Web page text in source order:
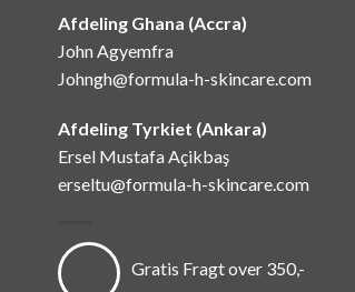
Afdeling Ghana (Accra)
John Agyemfra
Johngh@formula-h-skincare.com
Afdeling Tyrkiet (Ankara)
Ersel Mustafa Açikbaş
erseltu@formula-h-skincare.com
Gratis Fragt over 350,-